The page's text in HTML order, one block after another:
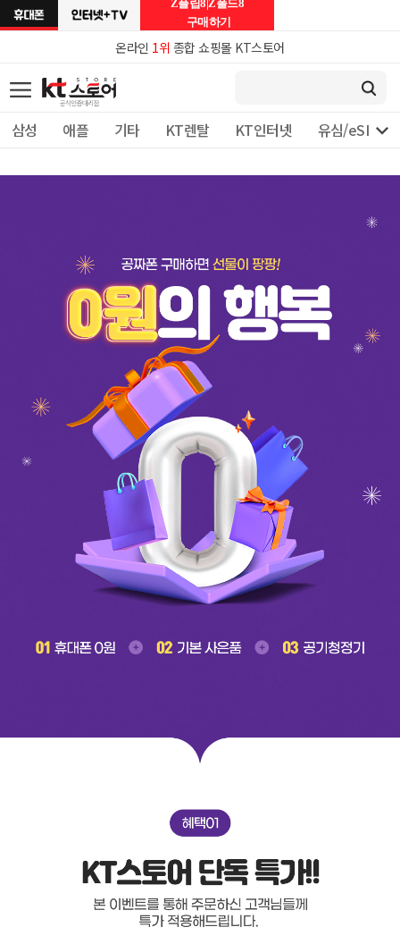
온라인 1위 종합 쇼핑몰 KT스토어
삼성 애플 기타 KT렌탈 KT인터넷 유심/eSIM 개

Z플립8|Z폴드8
구매하기